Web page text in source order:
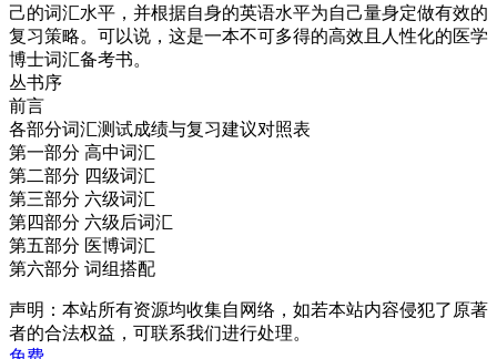
己的词汇水平，并根据自身的英语水平为自己量身定做有效的
复习策略。可以说，这是一本不可多得的高效且人性化的医学
博士词汇备考书。
丛书序
前言
各部分词汇测试成绩与复习建议对照表
第一部分 高中词汇
第二部分 四级词汇
第三部分 六级词汇
第四部分 六级后词汇
第五部分 医博词汇
第六部分 词组搭配
声明：本站所有资源均收集自网络，如若本站内容侵犯了原著
者的合法权益，可联系我们进行处理。